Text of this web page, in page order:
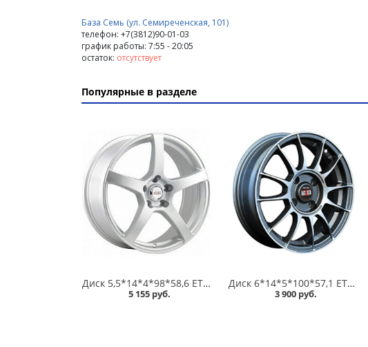
База Семь (ул. Семиреченская, 101)
телефон: +7(3812)90-01-03
график работы: 7:55 - 20:05
остаток: отсутствует
Популярные в разделе
Диск 5,5*14*4*98*58,6 ET35 Alcasta M32 S /серебристый/ в Кургане
5 155 руб.
Диск 6*14*5*100*57,1 ET38 Alcasta M01 GMF в Кургане
3 900 руб.